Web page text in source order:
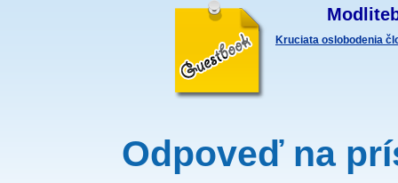
Kruciata oslobodenia
Odpoveď na